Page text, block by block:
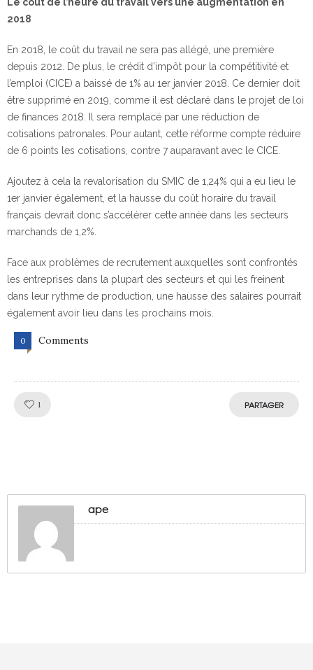
2018
En 2018, le coût du travail ne sera pas allégé, une première
depuis 2012. De plus, le crédit d’impôt pour la compétitivité et
l’emploi (CICE) a baissé de 1% au 1er janvier 2018. Ce dernier doit
être supprimé en 2019, comme il est déclaré dans le projet de loi
de finances 2018. Il sera remplacé par une réduction de
cotisations patronales. Pour autant, cette réforme compte réduire
de 6 points les cotisations, contre 7 auparavant avec le CICE.
Ajoutez à cela la revalorisation du SMIC de 1,24% qui a eu lieu le
1er janvier également, et la hausse du coût horaire du travail
français devrait donc s’accélérer cette année dans les secteurs
marchands de 1,2%.
Face aux problèmes de recrutement auxquelles sont confrontés
les entreprises dans la plupart des secteurs et qui les freinent
dans leur rythme de production, une hausse des salaires pourrait
également avoir lieu dans les prochains mois.
0 Comments
1 PARTAGER
ape